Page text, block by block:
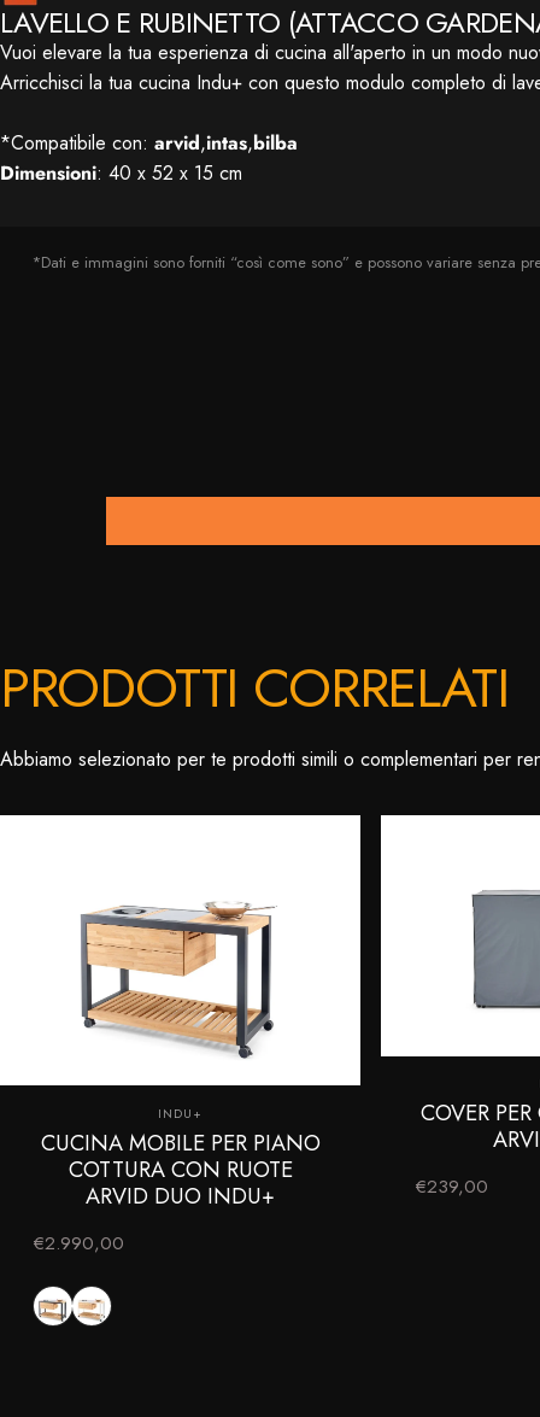
LAVELLO E RUBINETTO (ATTACCO
Vuoi elevare la tua esperienza di cucina all'aperto in un modo
Arricchisci la tua cucina Indu+ con questo modulo completo di
*Compatibile con: arvid,intas,bilba
Dimensioni: 40 x 52 x 15 cm
*Dati e immagini sono forniti “così come sono” e possono variare senza
PRODOTTI CORRELATI
Abbiamo selezionato per te prodotti simili o complementari per
Fornitore:
INDU+
CUCINA MOBILE PER PIANO
COTTURA CON RUOTE
ARVID DUO INDU+
€2.990,00
Nero Bianco
COVER
€239,00